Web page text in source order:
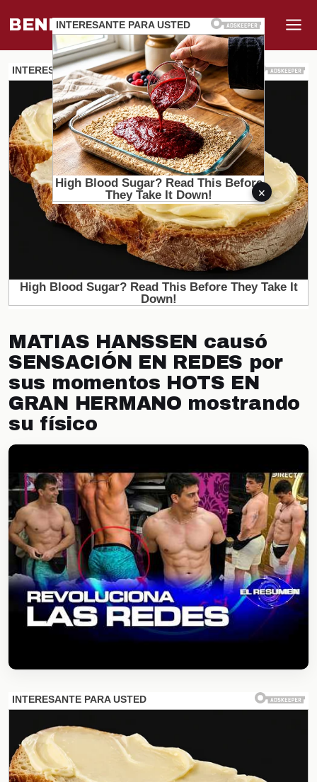
BENEFI.MUNDO
MATIAS HANSSEN causó
SENSACIÓN EN REDES por
sus momentos HOTS EN
GRAN HERMANO mostrando
su físico
×